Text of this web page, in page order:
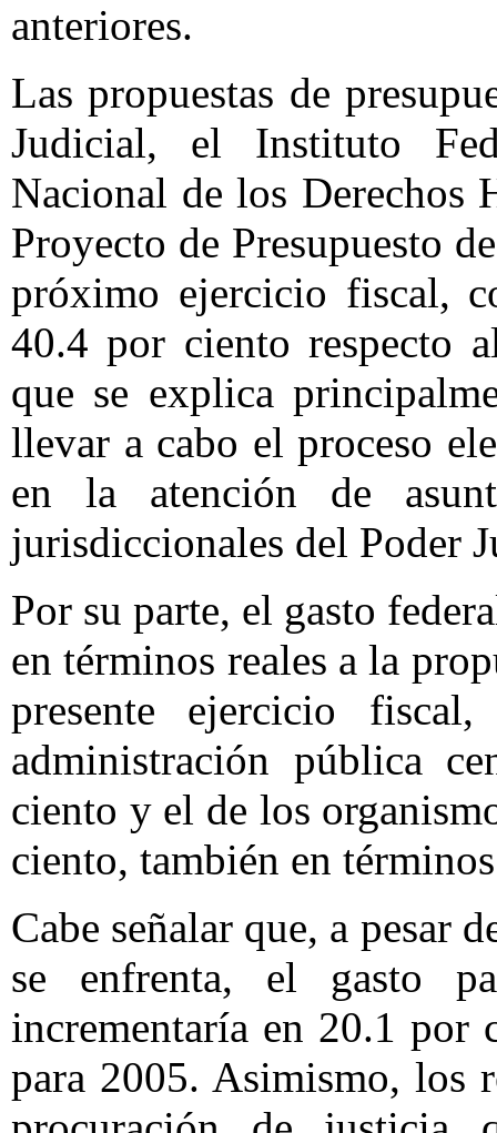
anteriores.
Las propuestas de
Judicial, el Instituto
Nacional de los Derechos
Proyecto de Presupuesto
próximo ejercicio fiscal,
40.4 por ciento respecto
que se explica
llevar a cabo el proceso
en la atención de
jurisdiccionales del Poder
Por su parte, el gasto
en términos reales a la
presente ejercicio
administración pública
ciento y el de los
ciento, también en
Cabe señalar que, a pesar
se enfrenta, el gasto
incrementaría en 20.1 por
para 2005. Asimismo, los